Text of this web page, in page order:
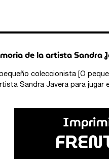
de la artista Sandra
coleccionista [O
Sandra Javera para jugar